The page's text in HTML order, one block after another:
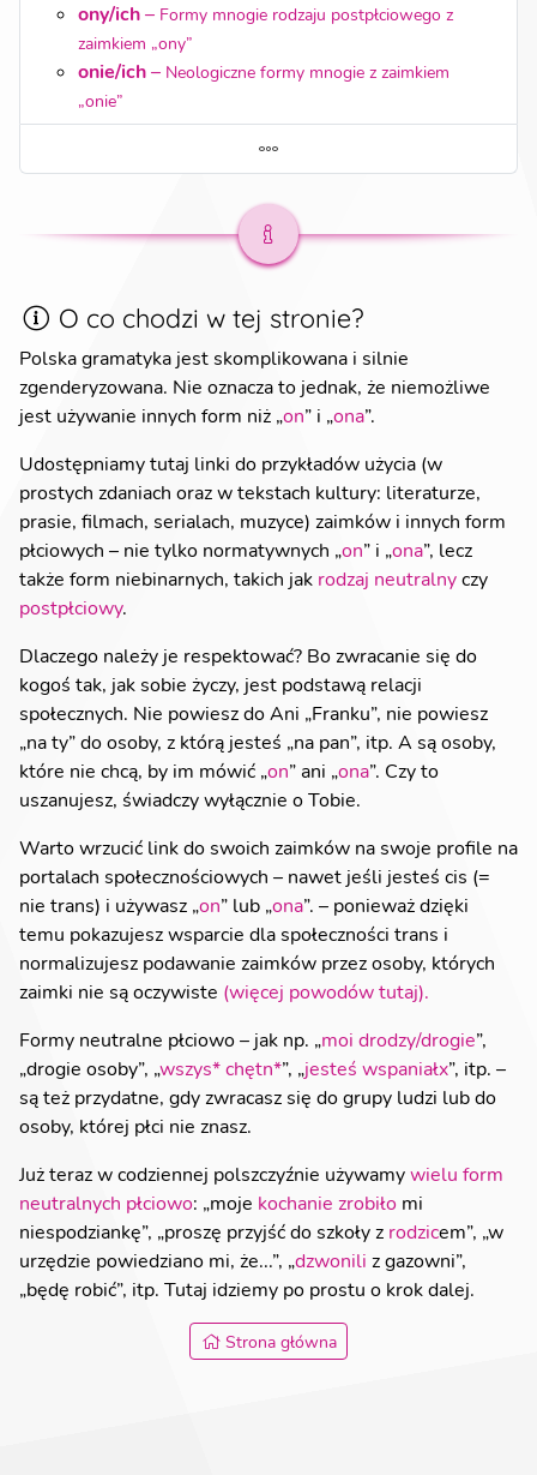
ony/ich – Formy mnogie rodzaju postpłciowego z
zaimkiem „ony”
onie/ich – Neologiczne formy mnogie z zaimkiem
„onie”
O co chodzi w tej stronie?
Polska gramatyka jest skomplikowana i silnie
zgenderyzowana. Nie oznacza to jednak, że niemożliwe
jest używanie innych form niż „on” i „ona”.
Udostępniamy tutaj linki do przykładów użycia (w
prostych zdaniach oraz w tekstach kultury: literaturze,
prasie, filmach, serialach, muzyce) zaimków i innych form
płciowych – nie tylko normatywnych „on” i „ona”, lecz
także form niebinarnych, takich jak rodzaj neutralny czy
postpłciowy.
Dlaczego należy je respektować? Bo zwracanie się do
kogoś tak, jak sobie życzy, jest podstawą relacji
społecznych. Nie powiesz do Ani „Franku”, nie powiesz
„na ty” do osoby, z którą jesteś „na pan”, itp. A są osoby,
które nie chcą, by im mówić „on” ani „ona”. Czy to
uszanujesz, świadczy wyłącznie o Tobie.
Warto wrzucić link do swoich zaimków na swoje profile na
portalach społecznościowych – nawet jeśli jesteś cis (=
nie trans) i używasz „on” lub „ona”. – ponieważ dzięki
temu pokazujesz wsparcie dla społeczności trans i
normalizujesz podawanie zaimków przez osoby, których
zaimki nie są oczywiste (więcej powodów tutaj).
Formy neutralne płciowo – jak np. „moi drodzy/drogie”,
„drogie osoby”, „wszys* chętn*”, „jesteś wspaniałx”, itp. –
są też przydatne, gdy zwracasz się do grupy ludzi lub do
osoby, której płci nie znasz.
Już teraz w codziennej polszczyźnie używamy wielu form
neutralnych płciowo: „moje kochanie zrobiło mi
niespodziankę”, „proszę przyjść do szkoły z rodzicem”, „w
urzędzie powiedziano mi, że...”, „dzwonili z gazowni”,
„będę robić”, itp. Tutaj idziemy po prostu o krok dalej.
Strona główna